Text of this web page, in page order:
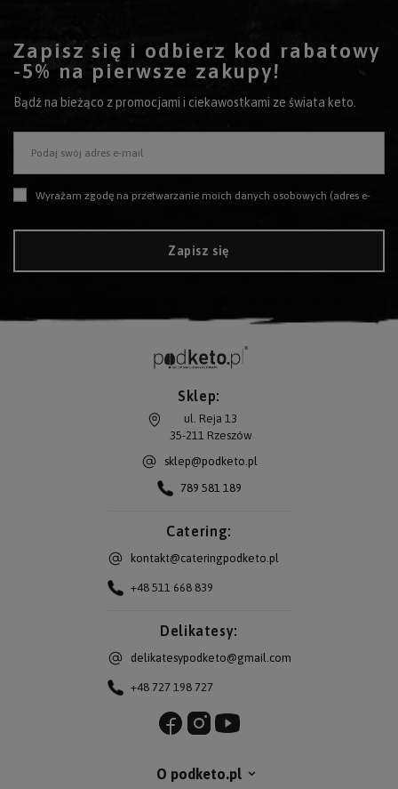
Zapisz się i odbierz kod rabatowy
-5% na pierwsze zakupy!
Bądź na bieżąco z promocjami i ciekawostkami ze świata keto.
Podaj swój adres e-mail
Wyrażam zgodę na przetwarzanie moich danych osobowych (adres e-mail) na potrzeby wysyłki newslettera z informacją handlową (marketing). Więcej w
Zapisz się
Sklep:
ul. Reja 13
35-211 Rzeszów
sklep@podketo.pl
789 581 189
Catering:
kontakt@cateringpodketo.pl
+48 511 668 839
Delikatesy:
delikatesypodketo@gmail.com
+48 727 198 727
O podketo.pl